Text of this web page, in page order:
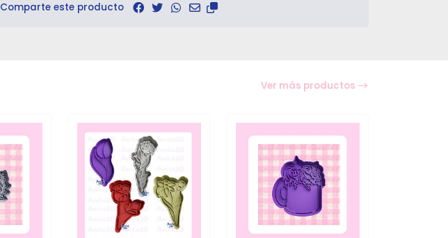
Comparte este producto
Ver más productos